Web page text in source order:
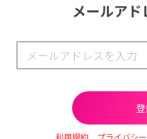
メールアド